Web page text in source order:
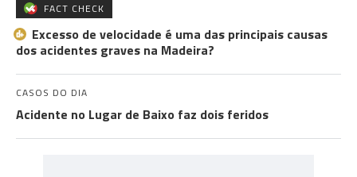
FACT CHECK
Excesso de velocidade é uma das principais causas
dos acidentes graves na Madeira?
CASOS DO DIA
Acidente no Lugar de Baixo faz dois feridos